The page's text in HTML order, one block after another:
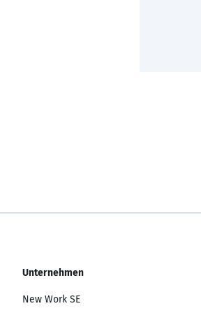
Unternehmen
New Work SE